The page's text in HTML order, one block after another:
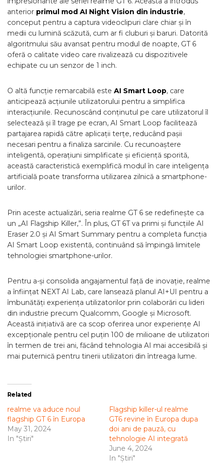
anterior primul mod AI Night Vision din industrie,
conceput pentru a captura videoclipuri clare chiar și în
medii cu lumină scăzută, cum ar fi cluburi și baruri. Datorită
algoritmului său avansat pentru modul de noapte, GT 6
oferă o calitate video care rivalizează cu dispozitivele
echipate cu un senzor de 1 inch.
O altă funcție remarcabilă este AI Smart Loop, care
anticipează acțiunile utilizatorului pentru a simplifica
interacțiunile. Recunoscând conținutul pe care utilizatorul îl
selectează și îl trage pe ecran, AI Smart Loop facilitează
partajarea rapidă către aplicații terțe, reducând pașii
necesari pentru a finaliza sarcinile. Cu recunoaștere
inteligentă, operațiuni simplificate și eficiență sporită,
această caracteristică exemplifică modul în care inteligența
artificială poate transforma utilizarea zilnică a smartphone-
urilor.
Prin aceste actualizări, seria realme GT 6 se redefinește ca
un „AI Flagship Killer,”. În plus, GT 6T va primi și funcțiile AI
Eraser 2.0 și AI Smart Summary pentru a completa funcția
AI Smart Loop existentă, continuând să împingă limitele
tehnologiei smartphone-urilor.
Pentru a-și consolida angajamentul față de inovație, realme
a înființat NEXT AI Lab, care lansează planul AI+UI pentru a
îmbunătăți experiența utilizatorilor prin colaborări cu lideri
din industrie precum Qualcomm, Google și Microsoft.
Această inițiativă are ca scop oferirea unor experiențe AI
excepționale pentru cel puțin 100 de milioane de utilizatori
în termen de trei ani, făcând tehnologia AI mai accesibilă și
mai puternică pentru tinerii utilizatori din întreaga lume.
Related
realme va aduce noul
flagship GT 6 în Europa
May 31, 2024
In "Știri"
Flagship killer-ul realme
GT6 revine în Europa dupa
doi ani de pauză, cu
tehnologie AI integrată
June 4, 2024
In "Știri"